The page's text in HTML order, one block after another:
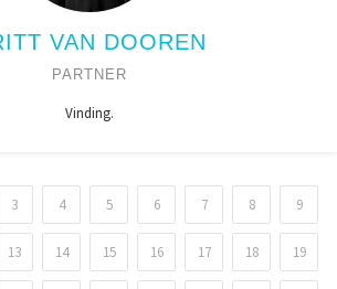
VAN DOOREN
PARTNER
Vinding.
3 4 5 6 7 8 9
13 14 15 16 17 18 19